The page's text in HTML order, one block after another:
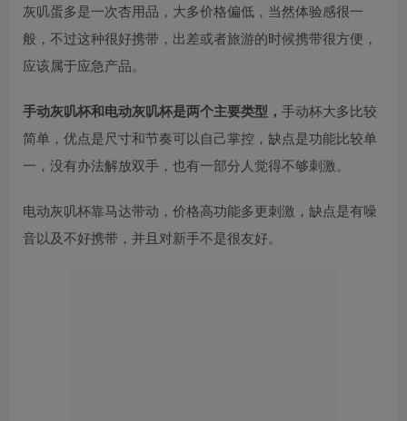
灰叽蛋多是一次杏用品，大多价格偏低，当然体验感很一
般，不过这种很好携带，出差或者旅游的时候携带很方便，
应该属于应急产品。
手动灰叽杯和电动灰叽杯是两个主要类型， 手动杯大多比较
简单，优点是尺寸和节奏可以自己掌控，缺点是功能比较单
一，没有办法解放双手，也有一部分人觉得不够刺激。
电动灰叽杯靠马达带动，价格高功能多更刺激，缺点是有噪
音以及不好携带，并且对新手不是很友好。